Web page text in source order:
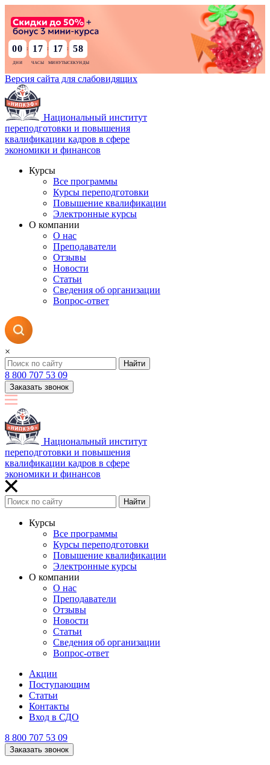
00 : 17 : 17 : 57
Версия сайта для слабовидящих
Национальный институт
переподготовки и повышения
квалификации кадров в сфере
экономики и финансов
Курсы
Все программы
Курсы переподготовки
Повышение квалификации
Электронные курсы
О компании
О нас
Преподаватели
Отзывы
Новости
Статьи
Сведения об организации
Вопрос-ответ
×
Найти
8 800 707 53 09
Заказать звонок
Национальный институт
переподготовки и повышения
квалификации кадров в сфере
экономики и финансов
Найти
Курсы
Все программы
Курсы переподготовки
Повышение квалификации
Электронные курсы
О компании
О нас
Преподаватели
Отзывы
Новости
Статьи
Сведения об организации
Вопрос-ответ
Акции
Поступающим
Статьи
Контакты
Вход в СДО
8 800 707 53 09
Заказать звонок